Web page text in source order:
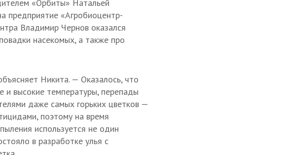
«Орбиты» Натальей
предприятие «Агробиоцентр-
Владимир Чернов оказался
насекомых, а также про
Никита. — Оказалось, что
и высокие температуры, перепады
даже самых горьких цветков —
поэтому на время
используется не один
в разработке улья с